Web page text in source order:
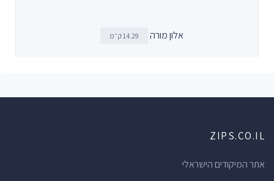
אלון מורה 14.29 ק״מ
ZIPS.CO.IL
אתר המיקודים הישראלי